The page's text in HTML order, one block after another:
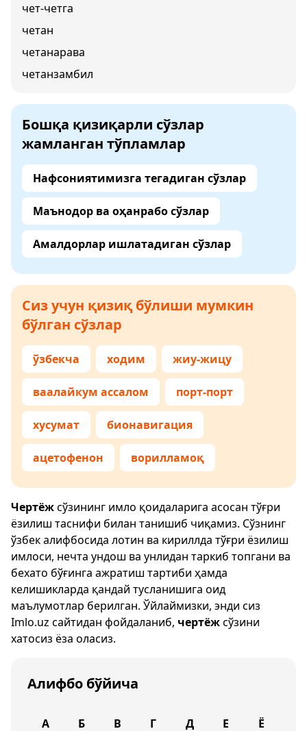
чет-четга
четан
четанарава
четанзамбил
Бошқа қизиқарли сўзлар
жамланган тўпламлар
Нафсониятимизга тегадиган сўзлар
Маънодор ва оҳанрабо сўзлар
Амалдорлар ишлатадиган сўзлар
Сиз учун қизиқ бўлиши мумкин
бўлган сўзлар
ўзбекча ходим жиу-жицу
ваалайкум ассалом порт-порт
хусумат бионавигация
ацетофенон ворилламоқ
Чертёжсўзининг имло қоидаларига асосан тўғри
ёзилиш таснифи билан танишиб чиқамиз. Сўзнинг
ўзбек алифбосида лотин ва кириллда тўғри ёзилиш
имлоси, нечта ундош ва унлидан таркиб топгани ва
бехато бўғинга ажратиш тартиби ҳамда
келишикларда қандай тусланишига оид
маълумотлар берилган. Ўйлаймизки, энди сиз
Imlo.uz сайтидан фойдаланиб, чертёжсўзини
хатосиз ёза оласиз.
Алифбо бўйича
А Б В Г Д Е Ё